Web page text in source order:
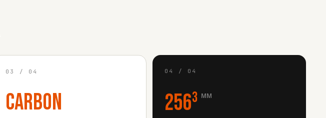
03 / 04
Carbon
04 / 04
256³ мм